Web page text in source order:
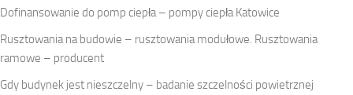
Dofinansowanie do pomp ciepła – pompy ciepła Katowice
Rusztowania na budowie – rusztowania modułowe. Rusztowania
ramowe – producent
Gdy budynek jest nieszczelny – badanie szczelności powietrznej